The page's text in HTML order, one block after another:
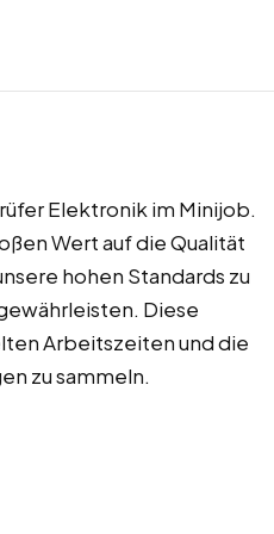
Elektronik im Minijob.
Wert auf die Qualität
hohen Standards zu
Diese
Arbeitszeiten und die
zu sammeln.